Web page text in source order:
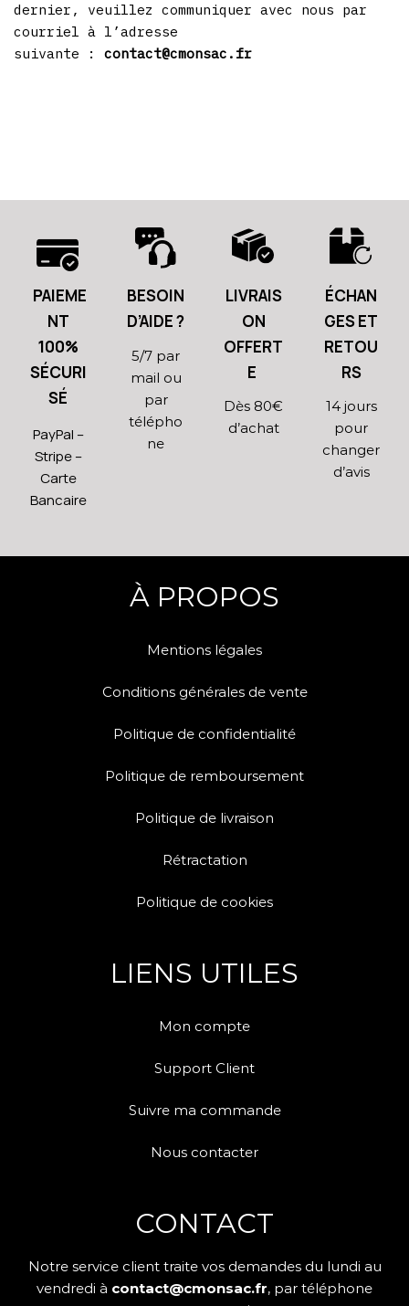
dernier, veuillez communiquer avec nous par
courriel à l’adresse
suivante : contact@cmonsac.fr
PAIEME
NT
100%
SÉCURI
SÉ
PayPal –
Stripe –
Carte
Bancaire
BESOIN
D’AIDE ?
5/7 par
mail ou
par
télépho
ne
LIVRAIS
ON
OFFERT
E
Dès 80€
d’achat
ÉCHAN
GES ET
RETOU
RS
14 jours
pour
changer
d’avis
À PROPOS
Mentions légales
Conditions générales de vente
Politique de confidentialité
Politique de remboursement
Politique de livraison
Rétractation
Politique de cookies
LIENS UTILES
Mon compte
Support Client
Suivre ma commande
Nous contacter
CONTACT
Notre service client traite vos demandes du lundi au
vendredi à contact@cmonsac.fr, par téléphone